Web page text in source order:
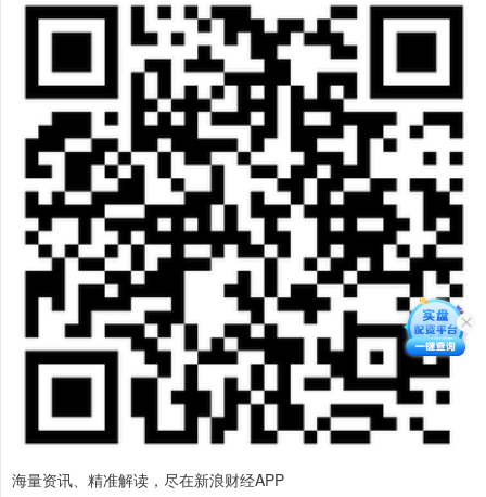
海量资讯、精准解读，尽在新浪财经APP